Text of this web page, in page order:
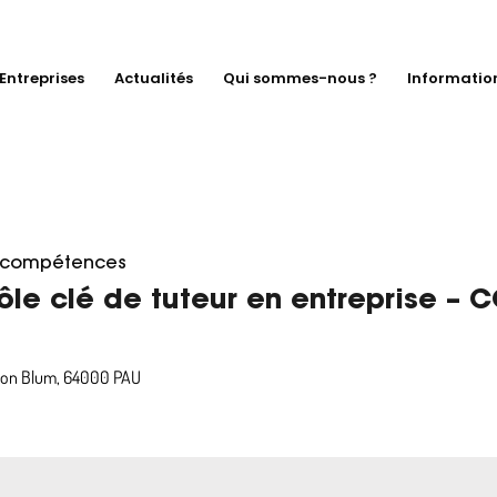
Entreprises Actualités Qui sommes-nous ?
compétences
clé de tuteur en entreprise –
Blum, 64000 PAU